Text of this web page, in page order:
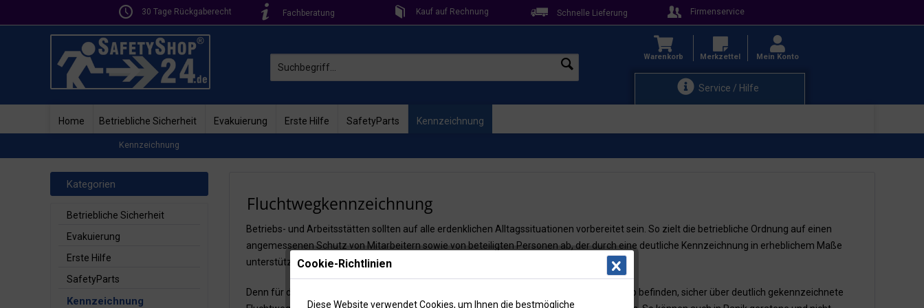
30 Tage Rückgaberecht Fachberatung Kauf auf Rechnung Schnelle Lieferung Firmenservice
Service / Hilfe
Warenkorb Merkzettel Mein Konto
Home Betriebliche Sicherheit Evakuierung Erste Hilfe SafetyParts Kennzeichnung
Kennzeichnung
Kategorien
Betriebliche Sicherheit
Evakuierung
Erste Hilfe
SafetyParts
Kennzeichnung
Fluchtwegkennzeichnung
Betriebs- und Arbeitsstätten sollten auf alle erdenklichen Alltagssituationen vorbereitet sein. So zielt die betriebliche Ordnung auf einen
angemessenen Schutz von Mitarbeitern sowie von beteiligten Personen ab, der durch eine deutliche Kennzeichnung in erheblichem Maße
unterstützt werden kann.
Denn für den Fall von Gefahrensituationen ist es unerlässlich, Personen, die sich im Betrieb befinden, sicher über deutlich gekennzeichnete
Cookie-Richtlinien
Diese Website verwendet Cookies, um Ihnen die bestmögliche